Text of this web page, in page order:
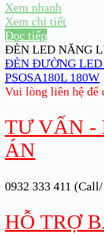
Xem nhanh
Xem chi tiết
Đọc tiếp
ĐÈN LED NĂNG
ĐÈN ĐƯỜNG
PSOSA180L 180W
Vui lòng liên hệ để
TƯ VẤN -
ÁN
0932 333 411
HỖ TRỢ